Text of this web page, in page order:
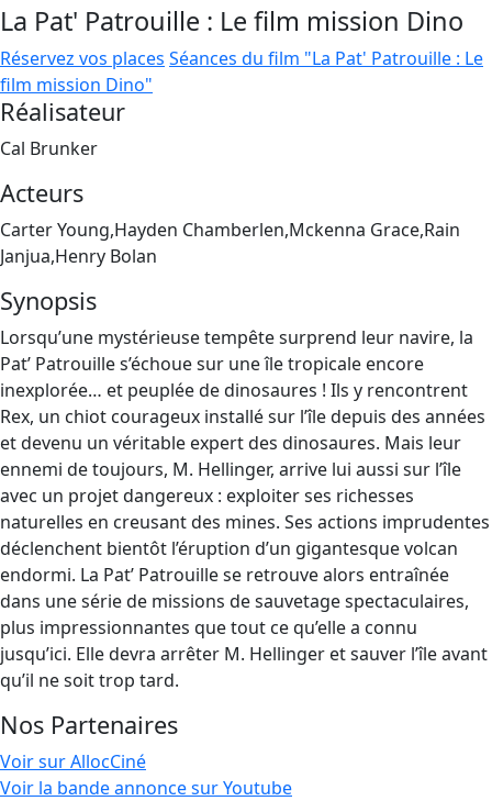
La Pat' Patrouille : Le film mission Dino
Réservez vos places Séances du film "La Pat' Patrouille : Le
film mission Dino"
Réalisateur
Cal Brunker
Acteurs
Carter Young,Hayden Chamberlen,Mckenna Grace,Rain
Janjua,Henry Bolan
Synopsis
Lorsqu’une mystérieuse tempête surprend leur navire, la
Pat’ Patrouille s’échoue sur une île tropicale encore
inexplorée… et peuplée de dinosaures ! Ils y rencontrent
Rex, un chiot courageux installé sur l’île depuis des années
et devenu un véritable expert des dinosaures. Mais leur
ennemi de toujours, M. Hellinger, arrive lui aussi sur l’île
avec un projet dangereux : exploiter ses richesses
naturelles en creusant des mines. Ses actions imprudentes
déclenchent bientôt l’éruption d’un gigantesque volcan
endormi. La Pat’ Patrouille se retrouve alors entraînée
dans une série de missions de sauvetage spectaculaires,
plus impressionnantes que tout ce qu’elle a connu
jusqu’ici. Elle devra arrêter M. Hellinger et sauver l’île avant
qu’il ne soit trop tard.
Nos Partenaires
Voir sur AllocCiné
Voir la bande annonce sur Youtube